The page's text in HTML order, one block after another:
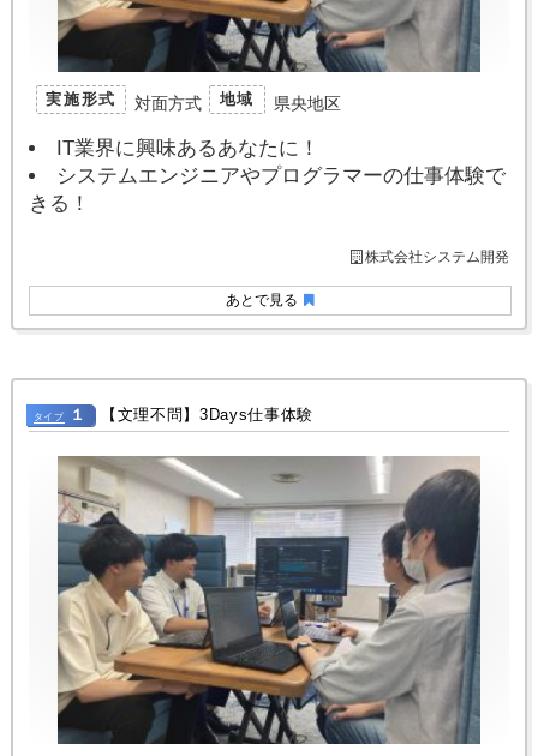
あとで見る
実施形式 対面方式 地域 県央地区
IT業界に興味あるあなたに！
システムエンジニアやプログラマーの仕事体験で
きる！
株式会社システム開発
タイプ １ 【文理不問】3Days仕事体験